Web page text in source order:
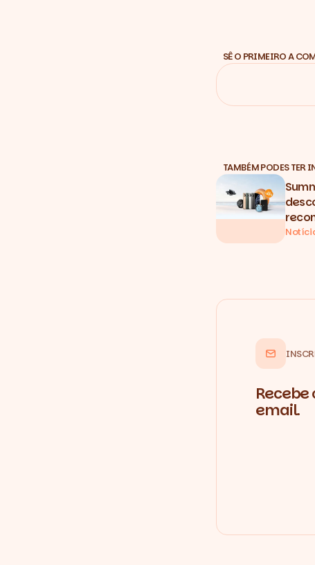
SÊ O PRIMEIRO A
TAMBÉM PODES TER
email.